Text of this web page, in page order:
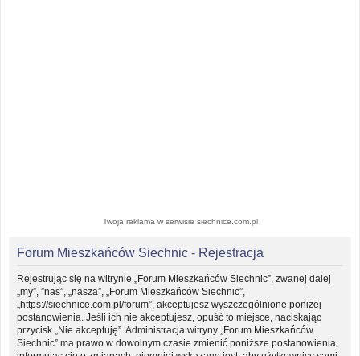
Twoja reklama w serwisie siechnice.com.pl
Forum Mieszkańców Siechnic - Rejestracja
Rejestrując się na witrynie „Forum Mieszkańców Siechnic”, zwanej dalej
„my”, ”nas”, „nasza”, „Forum Mieszkańców Siechnic”,
„https://siechnice.com.pl/forum”, akceptujesz wyszczególnione poniżej
postanowienia. Jeśli ich nie akceptujesz, opuść to miejsce, naciskając
przycisk „Nie akceptuję”. Administracja witryny „Forum Mieszkańców
Siechnic” ma prawo w dowolnym czasie zmienić poniższe postanowienia,